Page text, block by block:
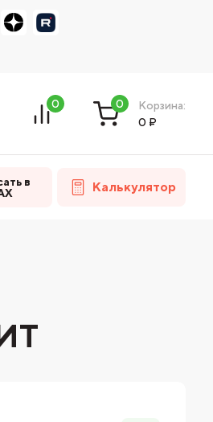
0 0
Корзина:
0 ₽
в
Калькулятор